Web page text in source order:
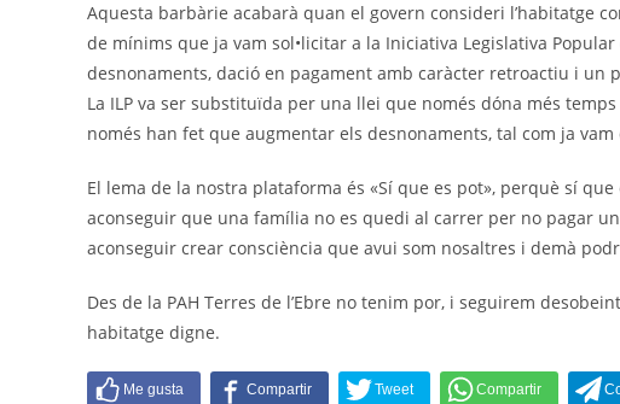
Aquesta barbàrie acabarà quan el govern consideri l’habitatge
de mínims que ja vam sol•licitar a la Iniciativa Legislativa
desnonaments, dació en pagament amb caràcter retroactiu i un
La ILP va ser substituïda per una llei que només dóna més
només han fet que augmentar els desnonaments, tal com ja
El lema de la nostra plataforma és «Sí que es pot», perquè sí
aconseguir que una família no es quedi al carrer per no pagar
aconseguir crear consciència que avui som nosaltres i demà
Des de la PAH Terres de l’Ebre no tenim por, i seguirem
habitatge digne.